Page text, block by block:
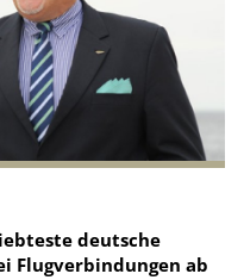
deutsche
Flugverbindungen ab